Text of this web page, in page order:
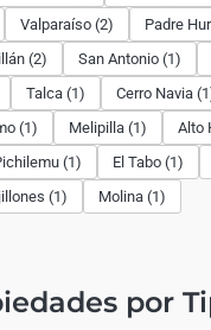
Valparaíso (2) Padre
(2) San Antonio (1)
Talca (1) Cerro Navia
(1) Melipilla (1) Alto
(1) El Tabo (1)
(1) Molina (1)
por